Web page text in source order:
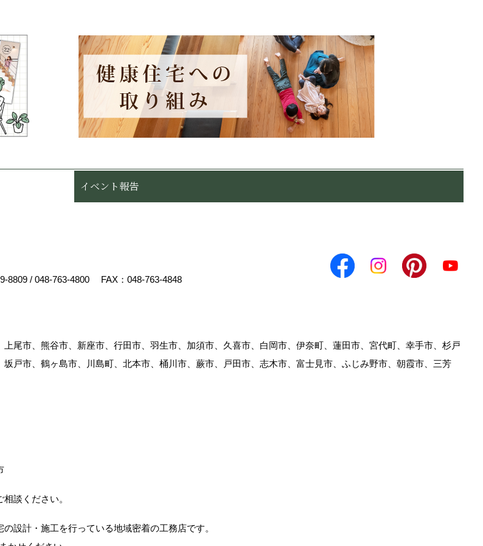
イベント報告
8809 / 048-763-4800
FAX：048-763-4848
尾市、熊谷市、新座市、行田市、羽生市、加須市、久喜市、白岡市、伊奈町、蓮田市、宮代町、幸手市、杉戸
戸市、鶴ヶ島市、川島町、北本市、桶川市、蕨市、戸田市、志木市、富士見市、ふじみ野市、朝霞市、三芳
談ください。
設計・施工を行っている地域密着の工務店です。